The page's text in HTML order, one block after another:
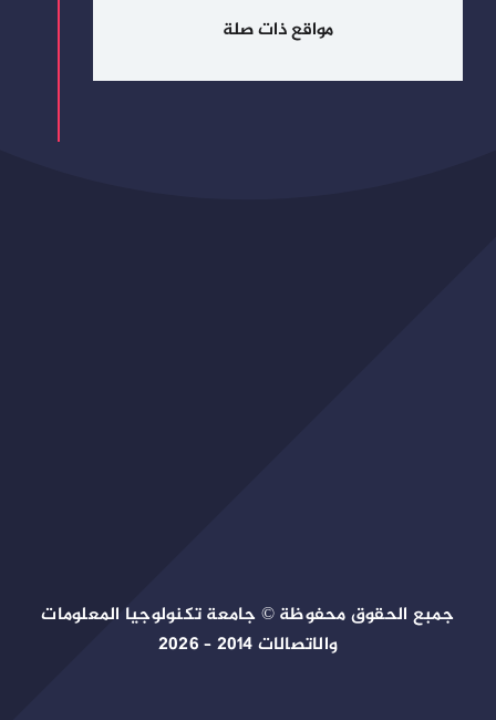
مواقع ذات صلة
جمبع الحقوق محفوظة © جامعة تكنولوجيا المعلومات
والاتصالات 2014 – 2026